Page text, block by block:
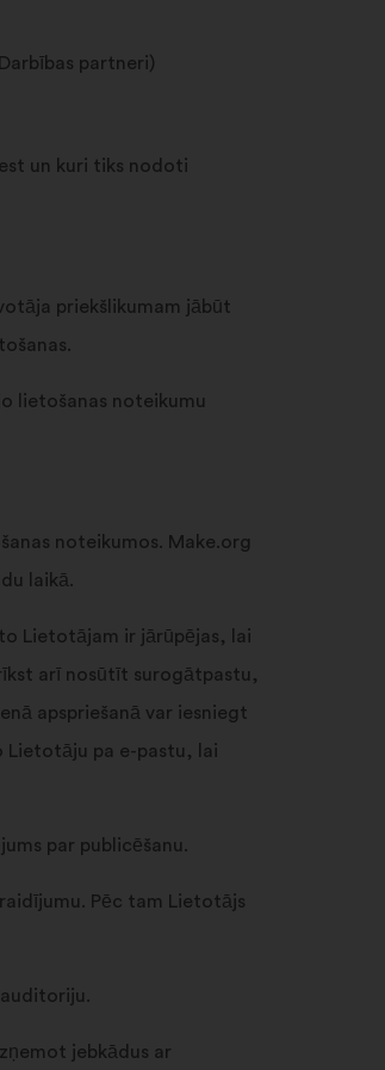
partneri)
un kuri tiks nodoti
priekšlikumam jābūt
lietošanas noteikumu
noteikumos. Make.org
laikā.
Lietotājam ir jārūpējas, lai
arī nosūtīt surogātpastu,
apspriešanā var iesniegt
Lietotāju pa e-pastu, lai
par publicēšanu.
Pēc tam Lietotājs
jebkādus ar